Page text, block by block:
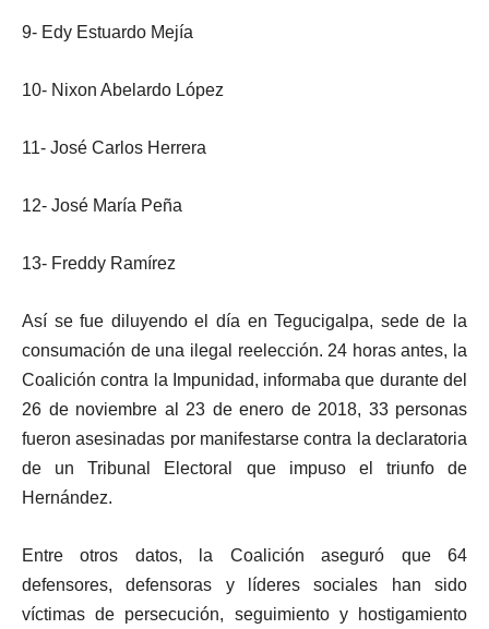
9- Edy Estuardo Mejía
10- Nixon Abelardo López
11- José Carlos Herrera
12- José María Peña
13- Freddy Ramírez
Así se fue diluyendo el día en Tegucigalpa, sede de la
consumación de una ilegal reelección. 24 horas antes, la
Coalición contra la Impunidad, informaba que durante del
26 de noviembre al 23 de enero de 2018, 33 personas
fueron asesinadas por manifestarse contra la declaratoria
de un Tribunal Electoral que impuso el triunfo de
Hernández.
Entre otros datos, la Coalición aseguró que 64
defensores, defensoras y líderes sociales han sido
víctimas de persecución, seguimiento y hostigamiento